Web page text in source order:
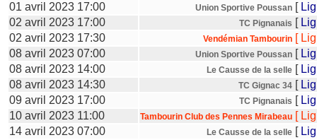
01 avril 2023 17:00
Union Sportive Poussan [
02 avril 2023 17:00
TC Pignanais [
02 avril 2023 17:30
Vendémian Tambourin [
08 avril 2023 07:00
Union Sportive Poussan [
08 avril 2023 14:00
Le Causse de la selle [
08 avril 2023 14:30
TC Gignac 34 [
09 avril 2023 17:00
TC Pignanais [
10 avril 2023 11:00
Tambourin Club des Pennes Mirabeau [
14 avril 2023 07:00
Le Causse de la selle [